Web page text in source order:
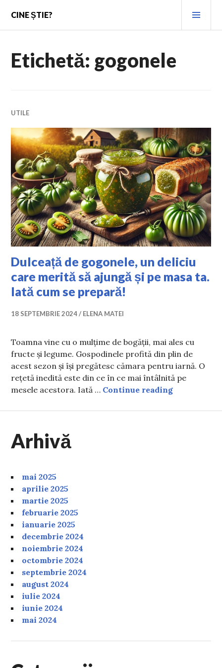
content
CINE ȘTIE?
Etichetă: gogonele
UTILE
Dulceață de gogonele, un deliciu
care merită să ajungă și pe masa ta.
Iată cum se prepară!
18 SEPTEMBRIE 2024 ELENA MATEI
Toamna vine cu o mulțime de bogății, mai ales cu
fructe și legume. Gospodinele profită din plin de
acest sezon și își pregătesc cămara pentru iarnă. O
rețetă inedită este din ce în ce mai întâlnită pe
mesele acestora. Iată … Continue readingDulceață de
Arhivă
mai 2025
aprilie 2025
martie 2025
februarie 2025
ianuarie 2025
decembrie 2024
noiembrie 2024
octombrie 2024
septembrie 2024
august 2024
iulie 2024
iunie 2024
mai 2024